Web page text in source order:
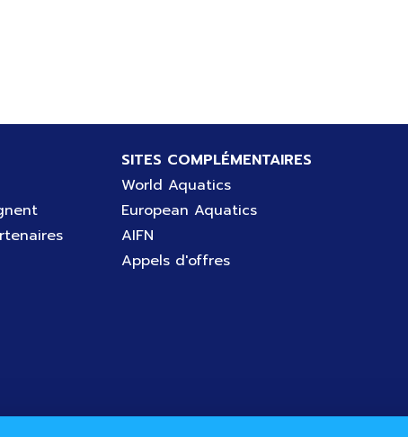
SITES COMPLÉMENTAIRES
World Aquatics
European Aquatics
AIFN
Appels d'offres